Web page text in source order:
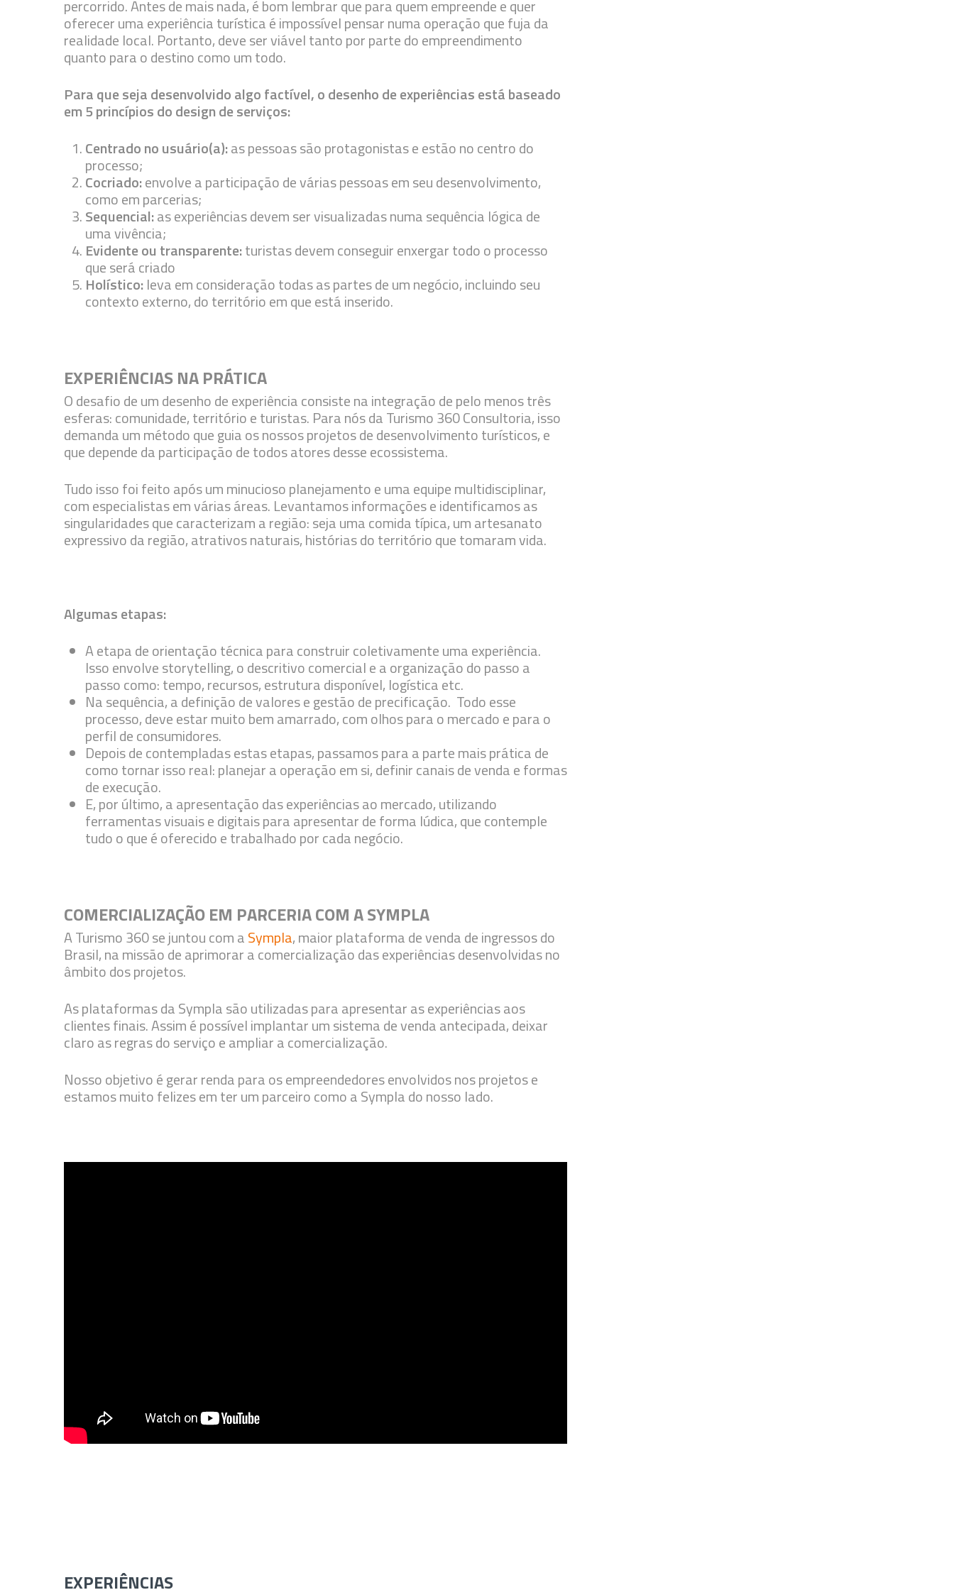
percorrido. Antes de mais nada, é bom lembrar que para quem empreende e quer
oferecer uma experiência turística é impossível pensar numa operação que fuja da
realidade local. Portanto, deve ser viável tanto por parte do empreendimento
quanto para o destino como um todo.
Para que seja desenvolvido algo factível, o desenho de experiências está baseado
em 5 princípios do design de serviços:
Centrado no usuário(a):as pessoas são protagonistas e estão no centro do
processo;
Cocriado:envolve a participação de várias pessoas em seu desenvolvimento,
como em parcerias;
Sequencial:as experiências devem ser visualizadas numa sequência lógica de
uma vivência;
Evidente ou transparente:turistas devem conseguir enxergar todo o processo
que será criado
Holístico:leva em consideração todas as partes de um negócio, incluindo seu
contexto externo, do território em que está inserido.
EXPERIÊNCIAS NA PRÁTICA
O desafio de um desenho de experiência consiste na integração de pelo menos três
esferas: comunidade, território e turistas. Para nós da Turismo 360 Consultoria, isso
demanda um método que guia os nossos projetos de desenvolvimento turísticos, e
que depende da participação de todos atores desse ecossistema.
Tudo isso foi feito após um minucioso planejamento e uma equipe multidisciplinar,
com especialistas em várias áreas. Levantamos informações e identificamos as
singularidades que caracterizam a região: seja uma comida típica, um artesanato
expressivo da região, atrativos naturais, histórias do território que tomaram vida.
Algumas etapas:
A etapa de orientação técnica para construir coletivamente uma experiência.
Isso envolve storytelling, o descritivo comercial e a organização do passo a
passo como: tempo, recursos, estrutura disponível, logística etc.
Na sequência, a definição de valores e gestão de precificação. Todo esse
processo, deve estar muito bem amarrado, com olhos para o mercado e para o
perfil de consumidores.
Depois de contempladas estas etapas, passamos para a parte mais prática de
como tornar isso real: planejar a operação em si, definir canais de venda e formas
de execução.
E, por último, a apresentação das experiências ao mercado, utilizando
ferramentas visuais e digitais para apresentar de forma lúdica, que contemple
tudo o que é oferecido e trabalhado por cada negócio.
COMERCIALIZAÇÃO EM PARCERIA COM A SYMPLA
A Turismo 360 se juntou com aSympla, maior plataforma de venda de ingressos do
Brasil, na missão de aprimorar a comercialização das experiências desenvolvidas no
âmbito dos projetos.
As plataformas da Sympla são utilizadas para apresentar as experiências aos
clientes finais. Assim é possível implantar um sistema de venda antecipada, deixar
claro as regras do serviço e ampliar a comercialização.
Nosso objetivo é gerar renda para os empreendedores envolvidos nos projetos e
estamos muito felizes em ter um parceiro como a Sympla do nosso lado.
EXPERIÊNCIAS